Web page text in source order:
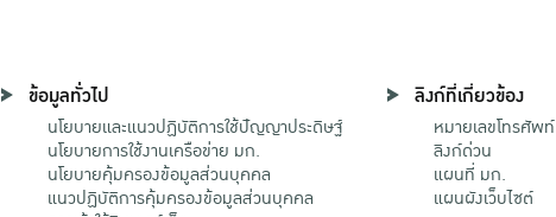
ข้อมูลทั่วไป
นโยบายและแนวปฏิบัติการใช้ปัญญาประดิษฐ์
นโยบายการใช้งานเครือข่าย มก.
นโยบายคุ้มครองข้อมูลส่วนบุคคล
แนวปฏิบัติการคุ้มครองข้อมูลส่วนบุคคล
ลิงก์ที่เกี่ยวข้อง
หมายเลขโทรศัพท์
ลิงก์ด่วน
แผนที่ มก.
แผนผังเว็บไซต์